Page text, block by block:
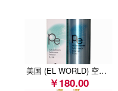
美国 (EL WORLD) 空调系统全功能增效保护剂 (BN-621 )
￥180.00